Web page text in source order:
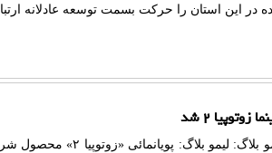
در این استان را حرکت بسمت توسعه عادلانه
۲ شد